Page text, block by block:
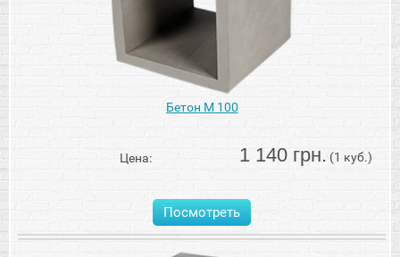
Бетон М 100
Цена: 1 140 грн. (1 куб.)
Посмотреть